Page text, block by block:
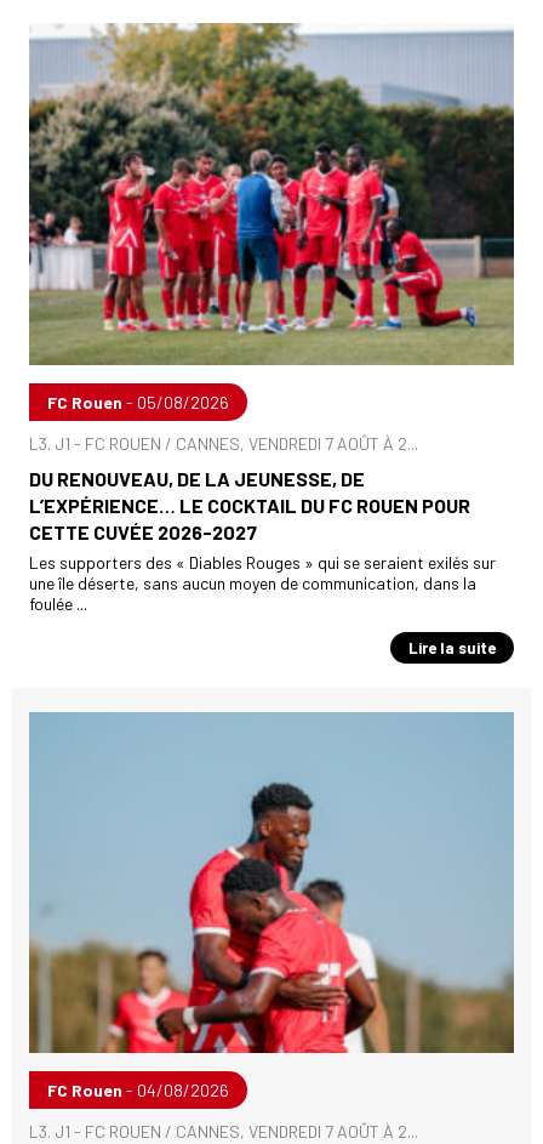
FC Rouen - 05/08/2026
L3. J1 - FC ROUEN / CANNES, VENDREDI 7 AOÛT À 2...
DU RENOUVEAU, DE LA JEUNESSE, DE
L’EXPÉRIENCE… LE COCKTAIL DU FC ROUEN POUR
CETTE CUVÉE 2026-2027
Les supporters des « Diables Rouges » qui se seraient exilés sur
une île déserte, sans aucun moyen de communication, dans la
foulée ...
Lire la suite
FC Rouen - 04/08/2026
L3. J1 - FC ROUEN / CANNES, VENDREDI 7 AOÛT À 2...